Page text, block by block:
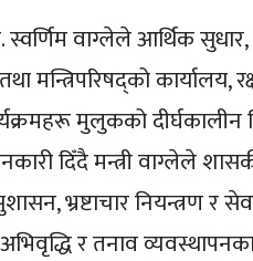
स्वर्णिम वाग्लेले आर्थिक
तथा मन्त्रिपरिषद्को
मुलुकको दीर्घकालीन
दिँदै मन्त्री वाग्लेले
भ्रष्टाचार नियन्त्रण र
अभिवृद्धि र तनाव